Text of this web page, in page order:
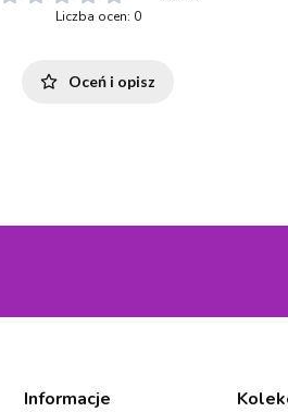
Liczba ocen: 0
Oceń i opisz
Informacje